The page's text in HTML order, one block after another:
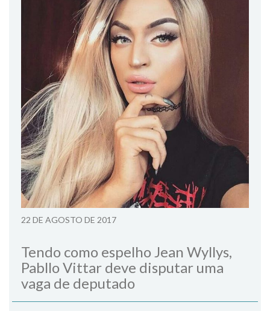
22 DE AGOSTO DE 2017
Tendo como espelho Jean Wyllys,
Pabllo Vittar deve disputar uma
vaga de deputado